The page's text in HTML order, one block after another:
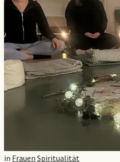
in Frauen Spiritualität